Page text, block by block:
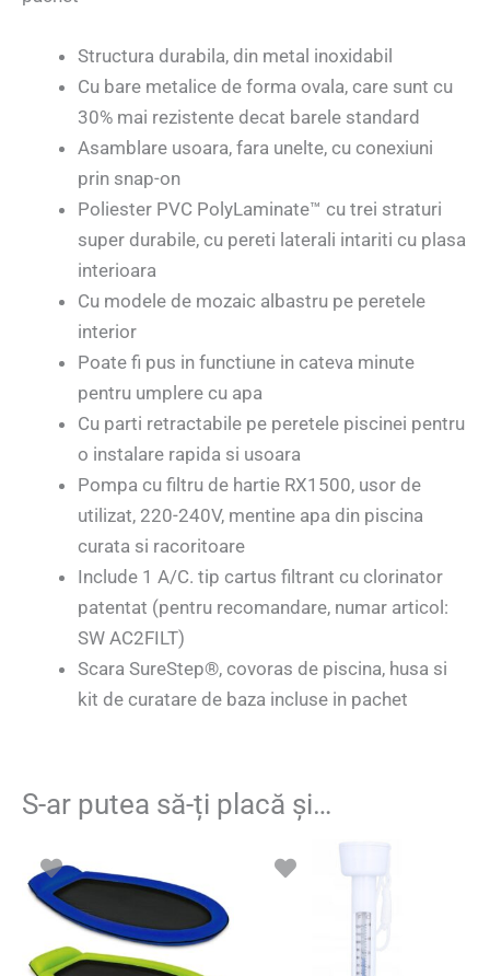
Structura durabila, din metal inoxidabil
Cu bare metalice de forma ovala, care sunt cu
30% mai rezistente decat barele standard
Asamblare usoara, fara unelte, cu conexiuni
prin snap-on
Poliester PVC PolyLaminate™ cu trei straturi
super durabile, cu pereti laterali intariti cu plasa
interioara
Cu modele de mozaic albastru pe peretele
interior
Poate fi pus in functiune in cateva minute
pentru umplere cu apa
Cu parti retractabile pe peretele piscinei pentru
o instalare rapida si usoara
Pompa cu filtru de hartie RX1500, usor de
utilizat, 220-240V, mentine apa din piscina
curata si racoritoare
Include 1 A/C. tip cartus filtrant cu clorinator
patentat (pentru recomandare, numar articol:
SW AC2FILT)
Scara SureStep®, covoras de piscina, husa si
kit de curatare de baza incluse in pachet
S-ar putea să-ți placă și…